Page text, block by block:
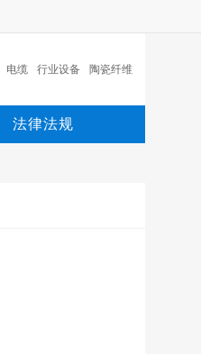
电缆 行业设备 陶瓷纤维
机械设备网
法律法规